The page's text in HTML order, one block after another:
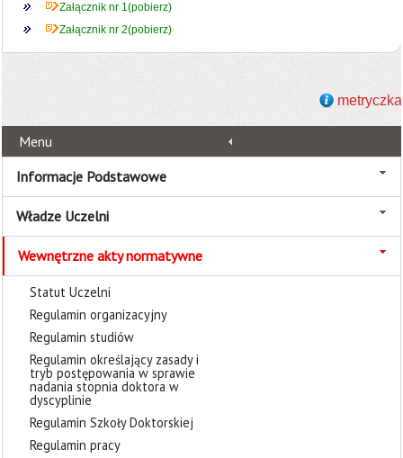
Załącznik nr 1(pobierz)
Załącznik nr 2(pobierz)
metryczka
Menu
Informacje Podstawowe
Władze Uczelni
Wewnętrzne akty normatywne
Statut Uczelni
Regulamin organizacyjny
Regulamin studiów
Regulamin określający zasady i
tryb postępowania w sprawie
nadania stopnia doktora w
dyscyplinie
Regulamin Szkoły Doktorskiej
Regulamin pracy